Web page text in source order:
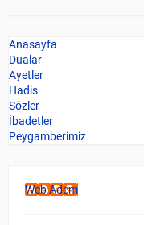
Anasayfa
Dualar
Ayetler
Hadis
Sözler
İbadetler
Peygamberimiz
Web Adem